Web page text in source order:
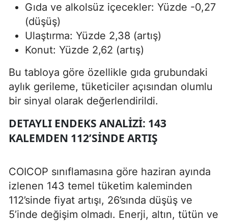
Gıda ve alkolsüz içecekler: Yüzde -0,27
(düşüş)
Ulaştırma: Yüzde 2,38 (artış)
Konut: Yüzde 2,62 (artış)
Bu tabloya göre özellikle gıda grubundaki
aylık gerileme, tüketiciler açısından olumlu
bir sinyal olarak değerlendirildi.
DETAYLI ENDEKS ANALIZI: 143
KALEMDEN 112’SINDE ARTIŞ
COICOP sınıflamasına göre haziran ayında
izlenen 143 temel tüketim kaleminden
112’sinde fiyat artışı, 26’sında düşüş ve
5’inde değişim olmadı. Enerji, altın, tütün ve